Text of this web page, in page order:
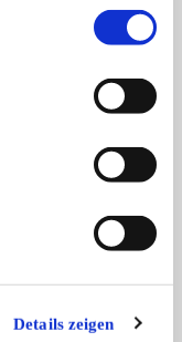
Details zeigen